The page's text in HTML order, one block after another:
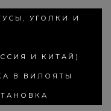
УГОЛКИ И
И КИТАЙ)
В ВИЛОЯТЫ